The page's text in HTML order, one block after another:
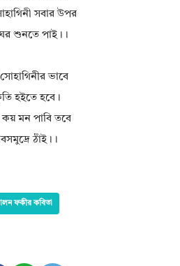
সবার উপর
শুনতে পাই।।
ভাবে
হইতে হবে।
মন পাবি তবে
ঠাঁই।।
ফকীর কবিতা